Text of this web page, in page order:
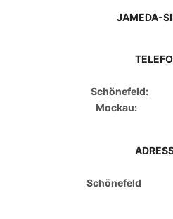
JAMEDA-
Schönefeld:
Mockau:
Schönefeld